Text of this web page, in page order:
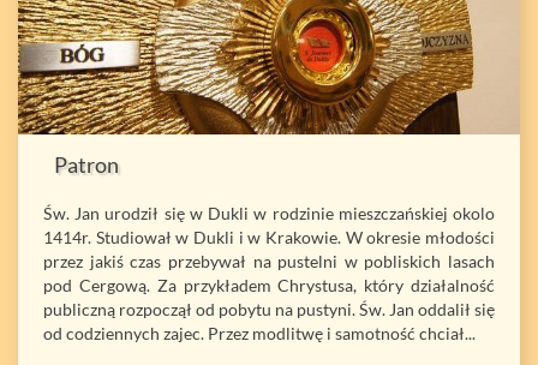
Patron
Św. Jan urodził się w Dukli w rodzinie mieszczańskiej okolo
1414r. Studiował w Dukli i w Krakowie. W okresie młodości
przez jakiś czas przebywał na pustelni w pobliskich lasach
pod Cergową. Za przykładem Chrystusa, który działalność
publiczną rozpoczął od pobytu na pustyni. Św. Jan oddalił się
od codziennych zajec. Przez modlitwę i samotność chciał...